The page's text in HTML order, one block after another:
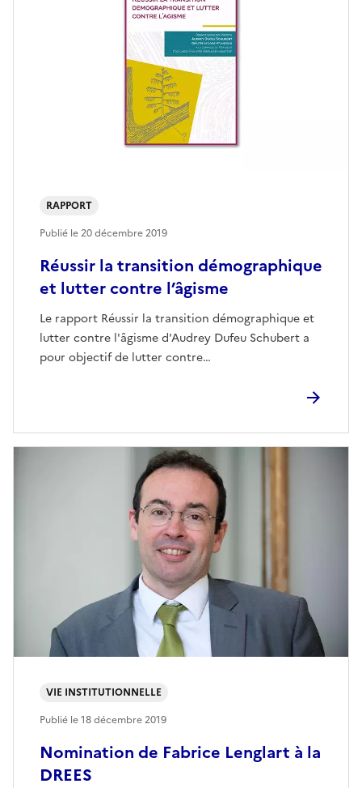
Réussir la transition démographique
et lutter contre l’âgisme
Le rapport Réussir la transition démographique et
lutter contre l'âgisme d'Audrey Dufeu Schubert a
pour objectif de lutter contre…
RAPPORT
Publié le20 décembre 2019
Nomination de Fabrice Lenglart à la
DREES
VIE INSTITUTIONNELLE
Publié le18 décembre 2019